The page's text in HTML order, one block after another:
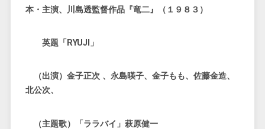
本・主演、川島透監督作品『竜二』（１９８３）
英題「RYUJI」
（出演）金子正次 、永島暎子、金子もも、佐藤金造、
北公次、
（主題歌）「ララバイ」萩原健一